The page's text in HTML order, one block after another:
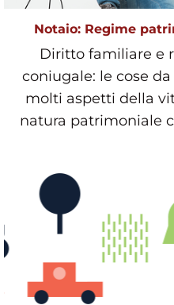
Notaio: Regime
Diritto familiare e
coniugale: le cose
molti aspetti della
natura patrimoniale